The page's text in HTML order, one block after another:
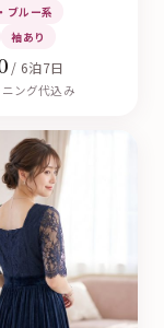
ブルー系
袖あり
/ 6泊7日
ング代込み